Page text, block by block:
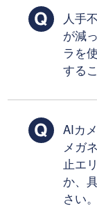
人手
が減
ラを
する
AIカ
メガ
止エ
か、
さい。